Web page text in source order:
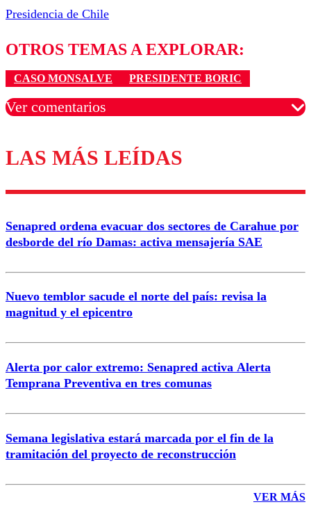
Presidencia de Chile
OTROS TEMAS A EXPLORAR:
CASO MONSALVE PRESIDENTE BORIC
Ver comentarios
Los comentarios son moderados para garantizar un
diálogo respetuoso.
Correo
LAS MÁS LEÍDAS
Senapred ordena evacuar dos sectores de Carahue por
desborde del río Damas: activa mensajería SAE
Nuevo temblor sacude el norte del país: revisa la
magnitud y el epicentro
Alerta por calor extremo: Senapred activa Alerta
Temprana Preventiva en tres comunas
Semana legislativa estará marcada por el fin de la
tramitación del proyecto de reconstrucción
VER MÁS